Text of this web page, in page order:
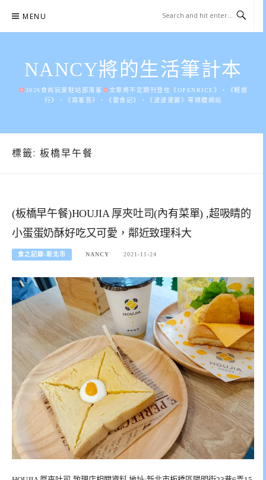
content
MENU
NANCY將的生活筆計本
2026食尚玩家駐站部落客
文章將不定期刊登在《OPENRICE》、《輕旅
行》、《窩客島》、《愛食記》、《波波黛麗》等媒體網站
標籤: 板橋早午餐
(板橋早午餐)HOUJIA 厚夾吐司(內有菜單) ,超吸睛的
小蛋蛋奶酥好吃又可愛，鄰近致理科大
食之記錄-新北市 NANCY 2021-11-24